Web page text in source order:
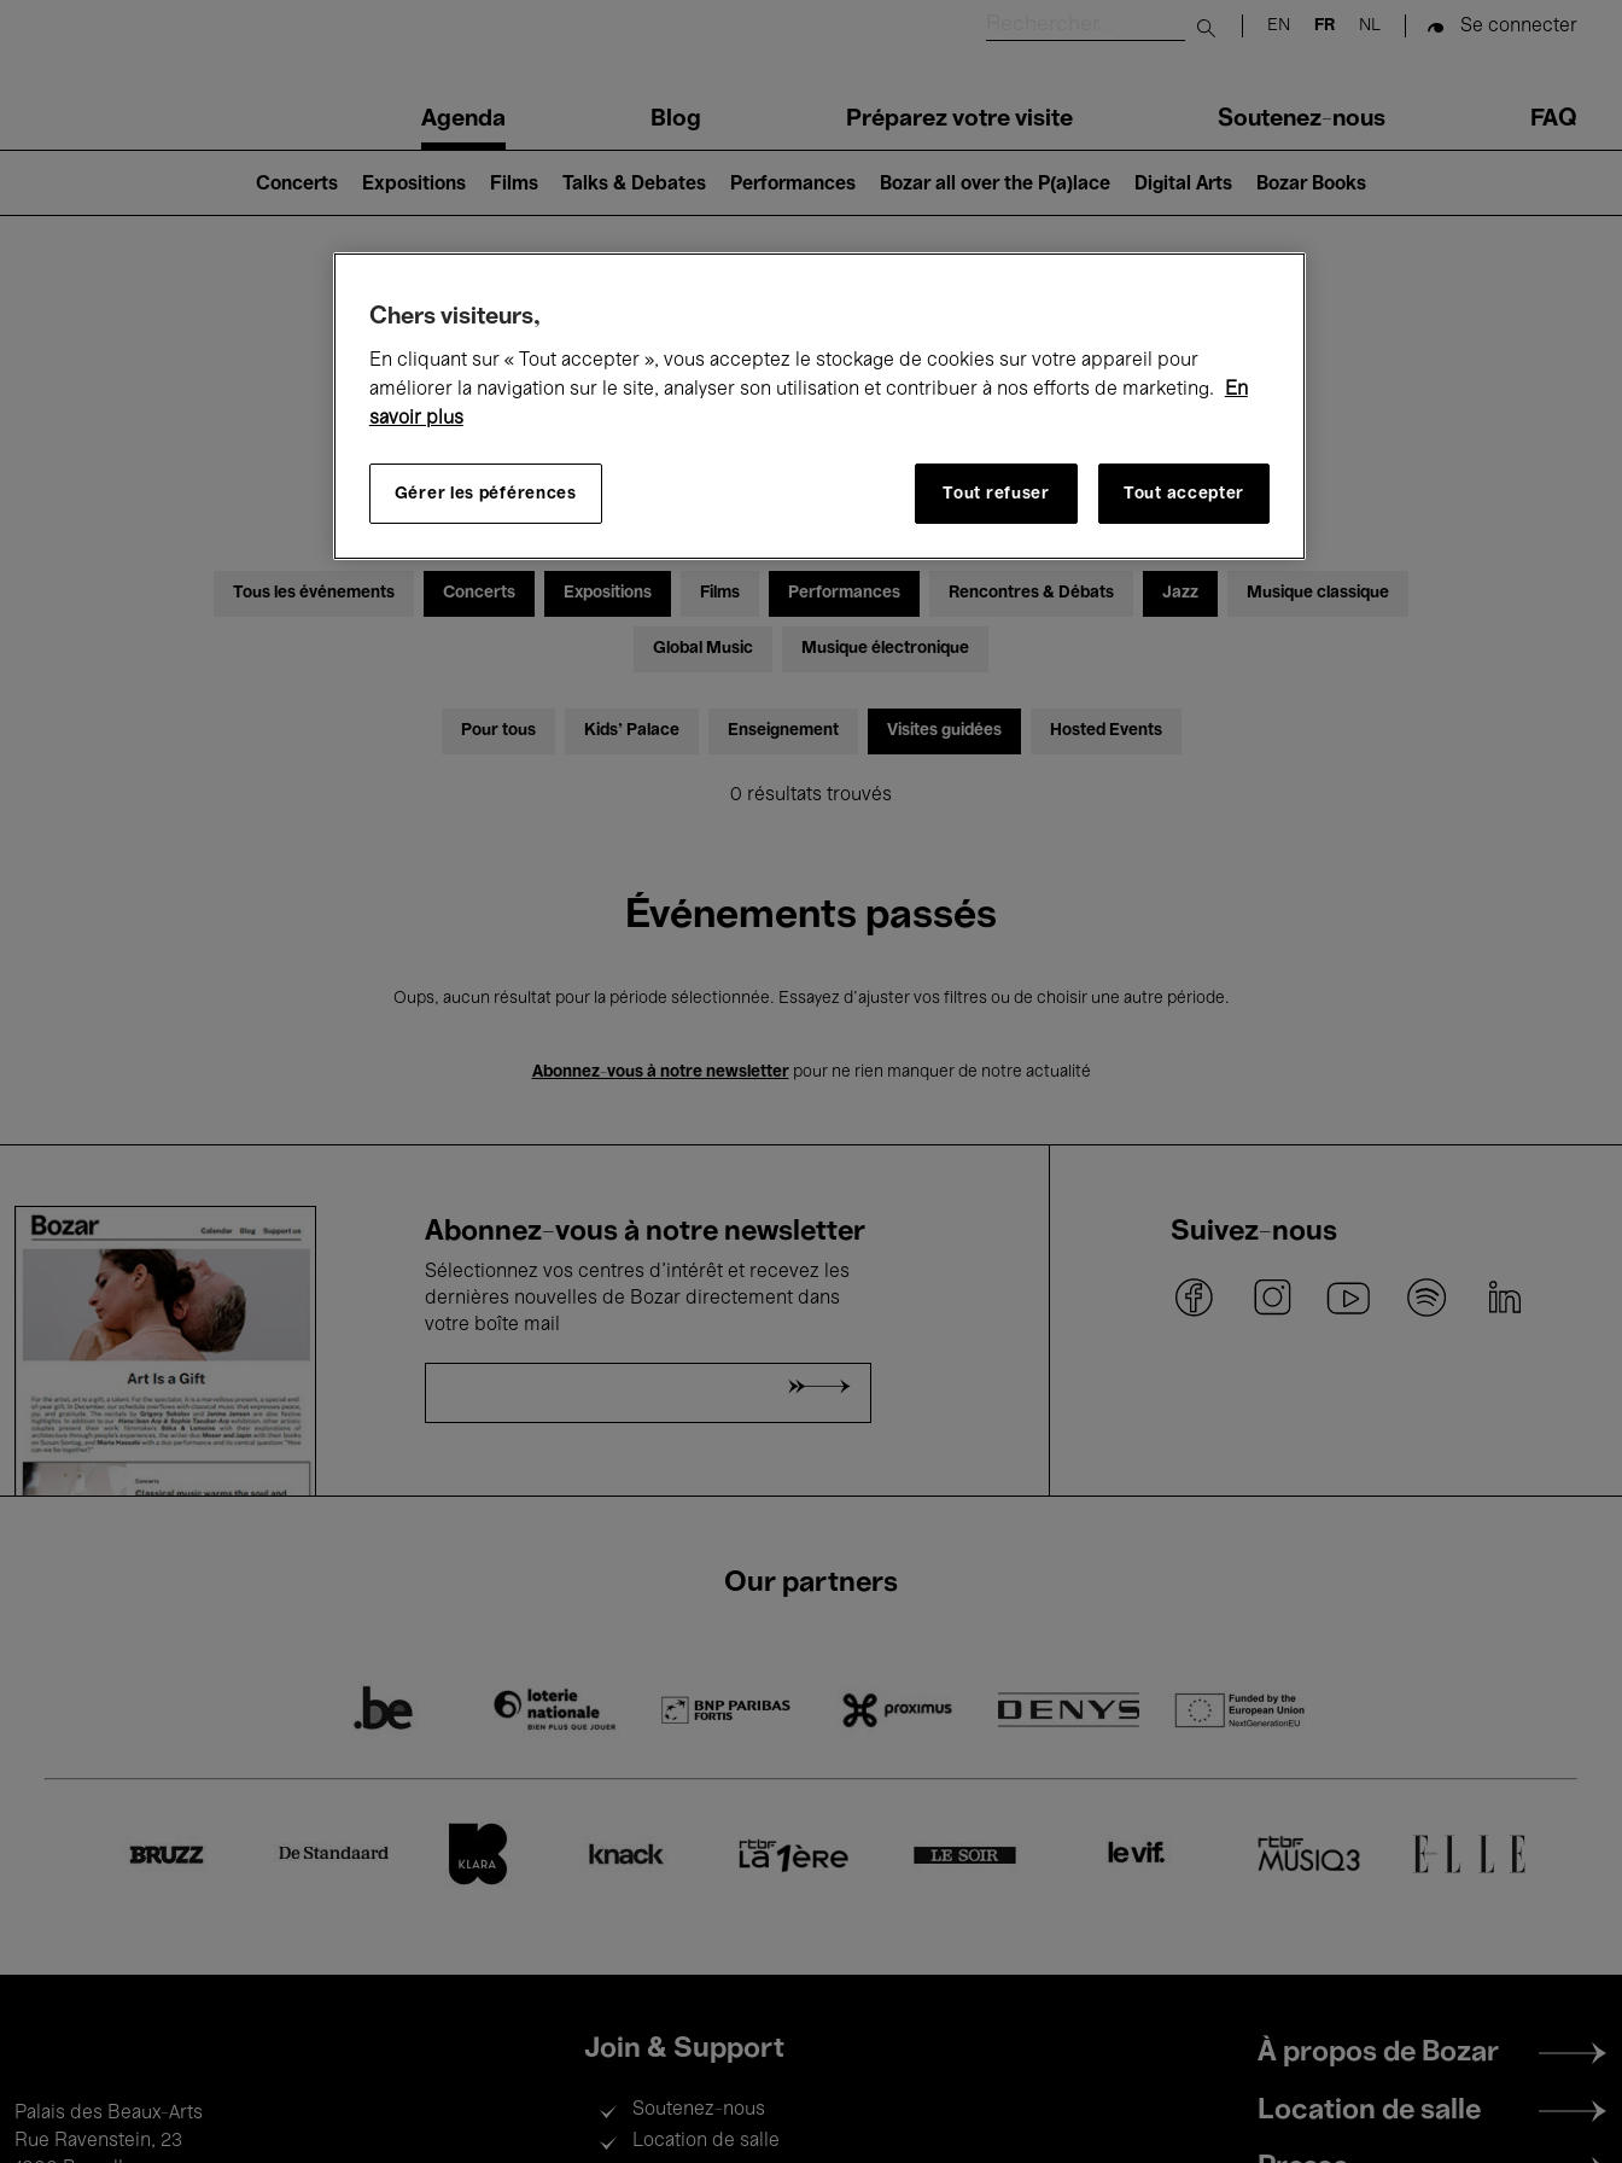
Submit search
EN FR NL Se connecter
navigationAgenda Blog Préparez votre visite Soutenez-nous FAQ
2)
Concerts Expositions Films Talks & Debates Performances Bozar all over the P(a)lace Digital Arts Bozar Books
Ce qui se passe à Bozar
Vendredi 10 - Samedi 18 Avril 2026
Tous les événements Concerts Expositions Films Performances Rencontres & Débats Jazz Musique classique
Global Music Musique électronique
Pour tous Kids’ Palace Enseignement Visites guidées Hosted Events
0 résultats trouvés
Événements passés
Oups, aucun résultat pour la période sélectionnée. Essayez d’ajuster vos filtres ou de choisir une autre période.
Abonnez-vous à notre newsletterpour ne rien manquer de notre actualité
Abonnez-vous à notre newsletter
Sélectionnez vos centres d'intérêt et recevez les
dernières nouvelles de Bozar directement dans
votre boîte mail
Suivez-nous
Our partners
Palais des Beaux-Arts
Rue Ravenstein, 23
Join & Support
Soutenez-nous
Location de salle
Footer
menu
À propos de Bozar
Location de salle
Chers visiteurs,
En cliquant sur « Tout accepter », vous acceptez le stockage de cookies sur votre appareil pour
améliorer la navigation sur le site, analyser son utilisation et contribuer à nos efforts de marketing.
En
savoir plus
Gérer les péférences Tout refuser Tout accepter